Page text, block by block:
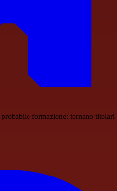
formazione: tornano titolari